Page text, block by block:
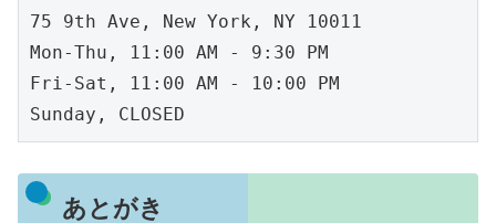
75 9th Ave, New York, NY 10011
Mon-Thu, 11:00 AM - 9:30 PM
Fri-Sat, 11:00 AM - 10:00 PM
Sunday, CLOSED
あとがき